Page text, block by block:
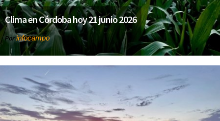
Clima en Córdoba hoy 21 junio 2026
Porinfocampo